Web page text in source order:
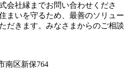
会社縁までお問い合わせくださ
まいを守るため、最善のソリュー
だきます。みなさまからのご相談
南区新保764